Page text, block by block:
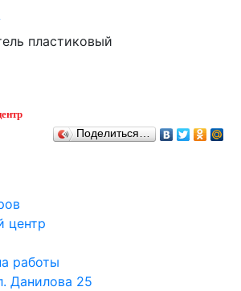
пластиковый
Поделиться…
центр
работы
Данилова 25